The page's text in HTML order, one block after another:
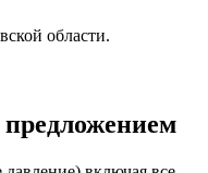
области.